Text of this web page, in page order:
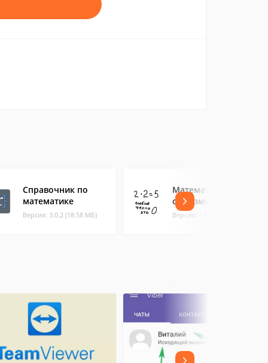
Справочник по
математике
Версия: 3.0.2 (18.58 МБ)
Математические
софизмы
Версия: 1.0 (0.29 МБ)